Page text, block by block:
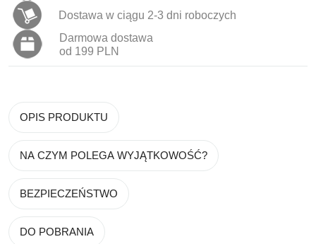
Dostawa w ciągu 2-3 dni roboczych
Darmowa dostawa
od 199 PLN
OPIS PRODUKTU
NA CZYM POLEGA WYJĄTKOWOŚĆ?
BEZPIECZEŃSTWO
DO POBRANIA